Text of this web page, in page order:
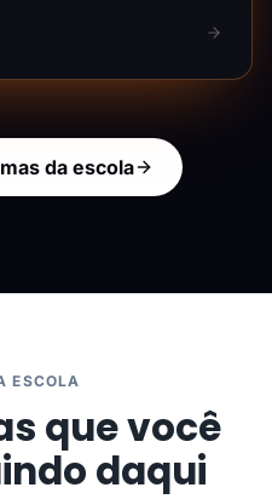
da escola
ESCOLA
que você
daqui